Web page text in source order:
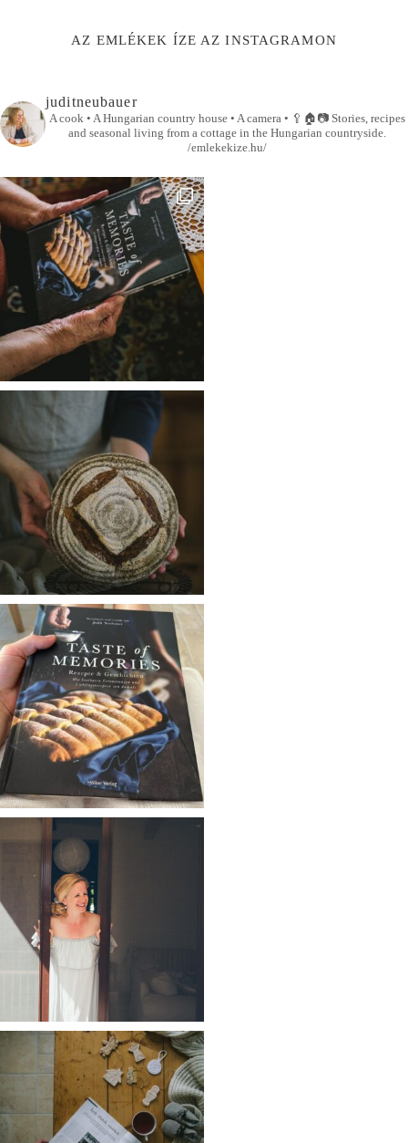
AZ EMLÉKEK ÍZE AZ INSTAGRAMON
juditneubauer
A cook • A Hungarian country house • A camera • 🥄🏠📷Stories, recipes
and seasonal living from a cottage in the Hungarian countryside.
/emlekekize.hu/